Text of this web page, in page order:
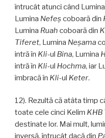
întrucât atunci când Lumina
Lumina Nefeş coboară din
Lumina Ruah coboară din
Tiferet, Lumina Neşama
intră în Kli-ul Bina, Lumina
intră în Kli-ul Hochma, iar
îmbracă în Kli-ul Keter.
12). Rezultă că atâta timp
toate cele cinci Kelim KHB
destinate lor. Mai mult,
inversă, întrucât dacă din